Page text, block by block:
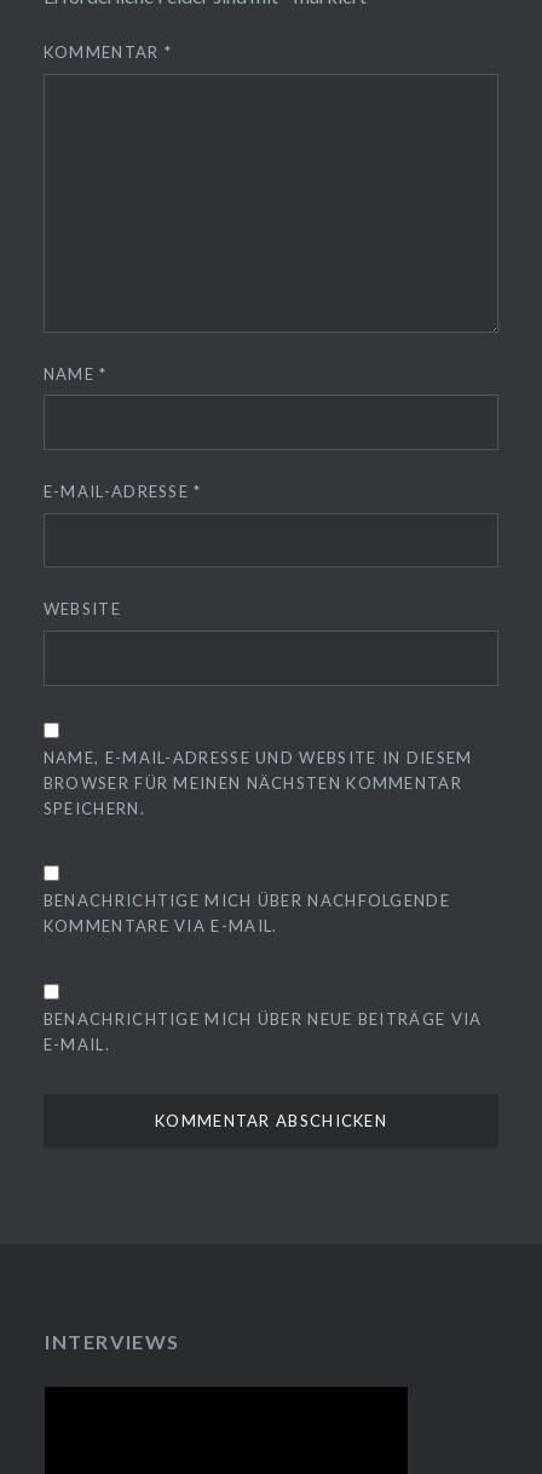
KOMMENTAR *
NAME*
E-MAIL-ADRESSE*
WEBSITE
NAME, E-MAIL-ADRESSE UND WEBSITE IN DIESEM
BROWSER FÜR MEINEN NÄCHSTEN KOMMENTAR
SPEICHERN.
BENACHRICHTIGE MICH ÜBER NACHFOLGENDE
KOMMENTARE VIA E-MAIL.
BENACHRICHTIGE MICH ÜBER NEUE BEITRÄGE VIA
E-MAIL.
INTERVIEWS